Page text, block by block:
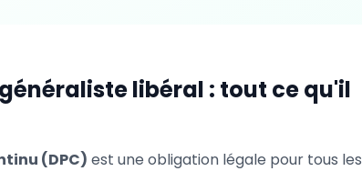
libéral : tout ce qu'il
(DPC) est une obligation légale pour tous les